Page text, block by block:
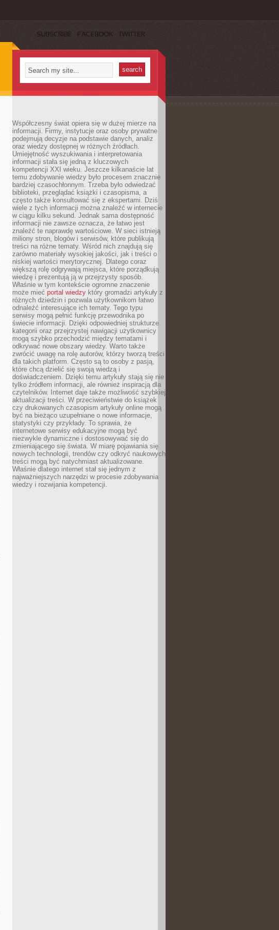
SUBSCRIBE FACEBOOK TWITTER
Współczesny świat opiera się w dużej mierze na
informacji. Firmy, instytucje oraz osoby prywatne
podejmują decyzje na podstawie danych, analiz
oraz wiedzy dostępnej w różnych źródłach.
Umiejętność wyszukiwania i interpretowania
informacji stała się jedną z kluczowych
kompetencji XXI wieku. Jeszcze kilkanaście lat
temu zdobywanie wiedzy było procesem znacznie
bardziej czasochłonnym. Trzeba było odwiedzać
biblioteki, przeglądać książki i czasopisma, a
często także konsultować się z ekspertami. Dziś
wiele z tych informacji można znaleźć w internecie
w ciągu kilku sekund. Jednak sama dostępność
informacji nie zawsze oznacza, że łatwo jest
znaleźć te naprawdę wartościowe. W sieci istnieją
miliony stron, blogów i serwisów, które publikują
treści na różne tematy. Wśród nich znajdują się
zarówno materiały wysokiej jakości, jak i treści o
niskiej wartości merytorycznej. Dlatego coraz
większą rolę odgrywają miejsca, które porządkują
wiedzę i prezentują ją w przejrzysty sposób.
Właśnie w tym kontekście ogromne znaczenie
może mieć portal wiedzy który gromadzi artykuły z
różnych dziedzin i pozwala użytkownikom łatwo
odnaleźć interesujące ich tematy. Tego typu
serwisy mogą pełnić funkcję przewodnika po
świecie informacji. Dzięki odpowiedniej strukturze
kategorii oraz przejrzystej nawigacji użytkownicy
mogą szybko przechodzić między tematami i
odkrywać nowe obszary wiedzy. Warto także
zwrócić uwagę na rolę autorów, którzy tworzą treści
dla takich platform. Często są to osoby z pasją,
które chcą dzielić się swoją wiedzą i
doświadczeniem. Dzięki temu artykuły stają się nie
tylko źródłem informacji, ale również inspiracją dla
czytelników. Internet daje także możliwość szybkiej
aktualizacji treści. W przeciwieństwie do książek
czy drukowanych czasopism artykuły online mogą
być na bieżąco uzupełniane o nowe informacje,
statystyki czy przykłady. To sprawia, że
internetowe serwisy edukacyjne mogą być
niezwykle dynamiczne i dostosowywać się do
zmieniającego się świata. W miarę pojawiania się
nowych technologii, trendów czy odkryć naukowych
treści mogą być natychmiast aktualizowane.
Właśnie dlatego internet stał się jednym z
najważniejszych narzędzi w procesie zdobywania
wiedzy i rozwijania kompetencji.